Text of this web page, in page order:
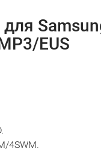
EUS
4SWM.